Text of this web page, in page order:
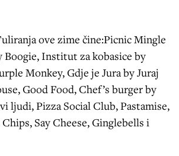
ove zime čine:Picnic Mingle
Institut za kobasice by
Monkey, Gdje je Jura by Juraj
Good Food, Chef’s burger by
ljudi, Pizza Social Club, Pastamise,
Say Cheese, Ginglebells i